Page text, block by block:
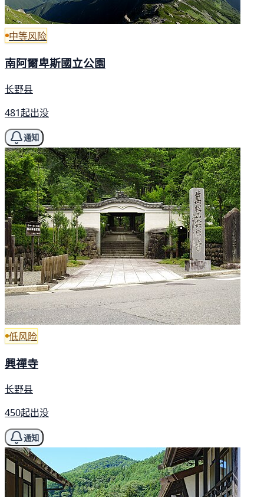
中等风险
南阿爾卑斯國立公園
长野县
481起出没
通知
低风险
興禪寺
长野县
450起出没
通知